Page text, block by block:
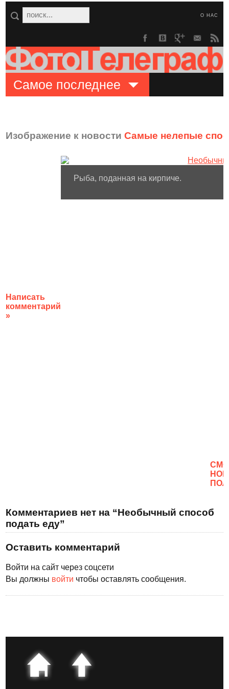
О НАС
Самое последнее
Изображение к новостиСамые нелепые
Написать
комментарий
»
Рыба, поданная на кирпиче.
Комментариев нет на “Необычный способ
подать еду”
Оставить комментарий
Войти на сайт через соцсети
Вы должны войти чтобы оставлять сообщения.